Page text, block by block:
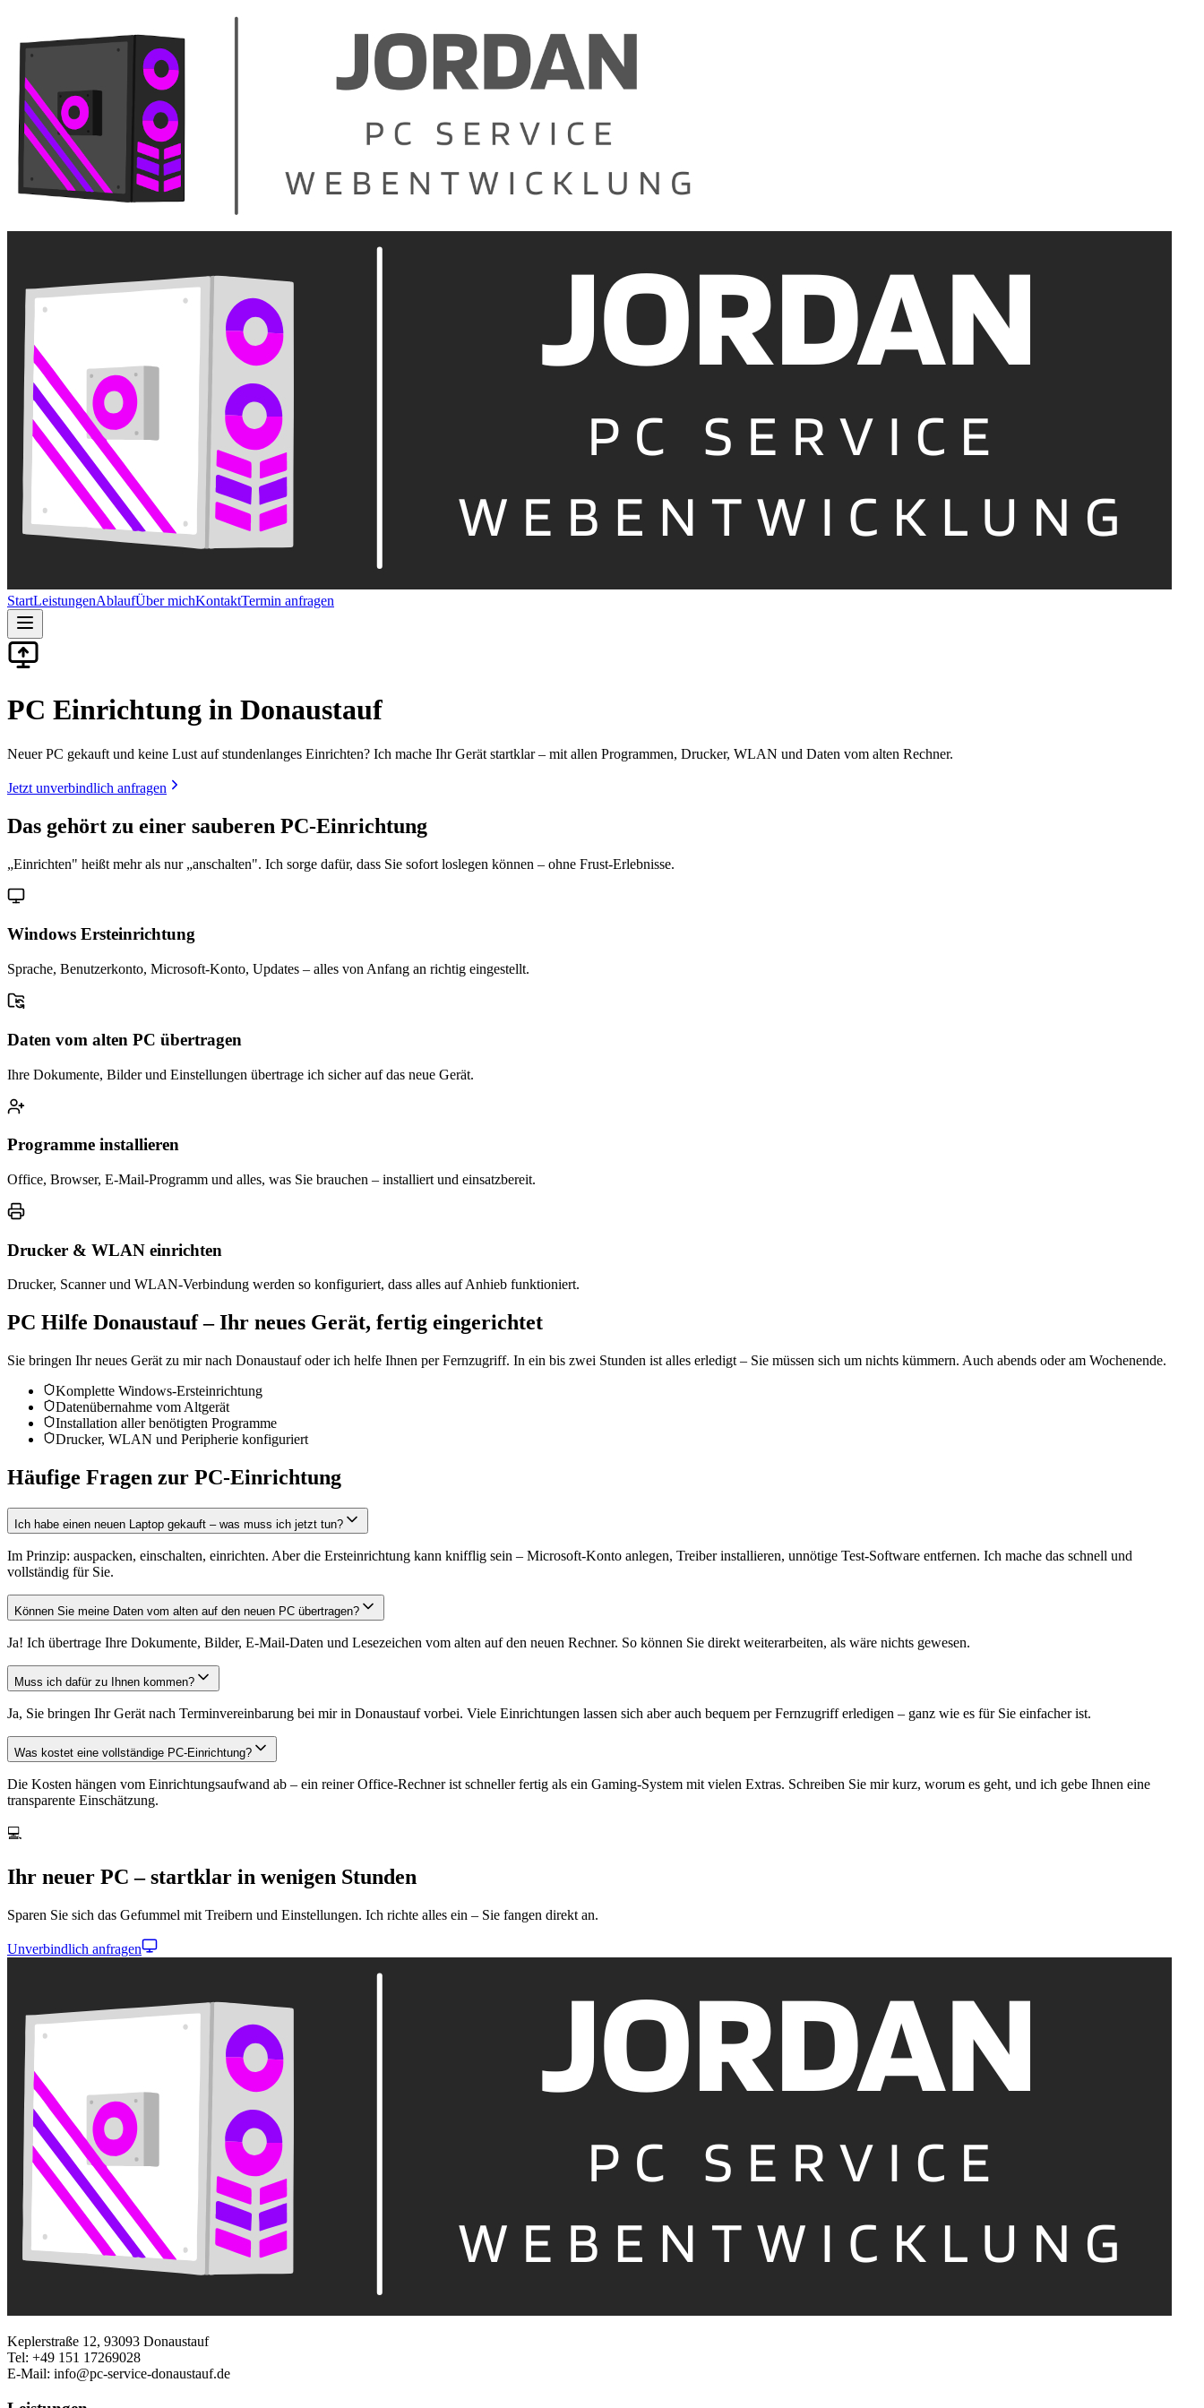
StartLeistungenAblaufÜber michKontaktTermin anfragen
PC Einrichtung in Donaustauf
Neuer PC gekauft und keine Lust auf stundenlanges Einrichten? Ich mache Ihr Gerät startklar – mit allen Programmen, Drucker, WLAN und Daten vom alten Rechner.
Jetzt unverbindlich anfragen
Das gehört zu einer sauberen PC-Einrichtung
„Einrichten" heißt mehr als nur „anschalten". Ich sorge dafür, dass Sie sofort loslegen können – ohne Frust-Erlebnisse.
Windows Ersteinrichtung
Sprache, Benutzerkonto, Microsoft-Konto, Updates – alles von Anfang an richtig eingestellt.
Daten vom alten PC übertragen
Ihre Dokumente, Bilder und Einstellungen übertrage ich sicher auf das neue Gerät.
Programme installieren
Office, Browser, E-Mail-Programm und alles, was Sie brauchen – installiert und einsatzbereit.
Drucker & WLAN einrichten
Drucker, Scanner und WLAN-Verbindung werden so konfiguriert, dass alles auf Anhieb funktioniert.
PC Hilfe Donaustauf – Ihr neues Gerät, fertig eingerichtet
Sie bringen Ihr neues Gerät zu mir nach Donaustauf oder ich helfe Ihnen per Fernzugriff. In ein bis zwei Stunden ist alles erledigt – Sie müssen sich um nichts kümmern. Auch abends oder am Wochenende.
Komplette Windows-Ersteinrichtung
Datenübernahme vom Altgerät
Installation aller benötigten Programme
Drucker, WLAN und Peripherie konfiguriert
Häufige Fragen zur PC-Einrichtung
Ich habe einen neuen Laptop gekauft – was muss ich jetzt tun?
Im Prinzip: auspacken, einschalten, einrichten. Aber die Ersteinrichtung kann knifflig sein – Microsoft-Konto anlegen, Treiber installieren, unnötige Test-Software entfernen. Ich mache das schnell und
vollständig für Sie.
Können Sie meine Daten vom alten auf den neuen PC übertragen?
Ja! Ich übertrage Ihre Dokumente, Bilder, E-Mail-Daten und Lesezeichen vom alten auf den neuen Rechner. So können Sie direkt weiterarbeiten, als wäre nichts gewesen.
Muss ich dafür zu Ihnen kommen?
Ja, Sie bringen Ihr Gerät nach Terminvereinbarung bei mir in Donaustauf vorbei. Viele Einrichtungen lassen sich aber auch bequem per Fernzugriff erledigen – ganz wie es für Sie einfacher ist.
Was kostet eine vollständige PC-Einrichtung?
Die Kosten hängen vom Einrichtungsaufwand ab – ein reiner Office-Rechner ist schneller fertig als ein Gaming-System mit vielen Extras. Schreiben Sie mir kurz, worum es geht, und ich gebe Ihnen eine
transparente Einschätzung.
💻
Ihr neuer PC – startklar in wenigen Stunden
Sparen Sie sich das Gefummel mit Treibern und Einstellungen. Ich richte alles ein – Sie fangen direkt an.
Unverbindlich anfragen
Keplerstraße 12, 93093 Donaustauf
Tel: +49 151 17269028
E-Mail: info@pc-service-donaustauf.de